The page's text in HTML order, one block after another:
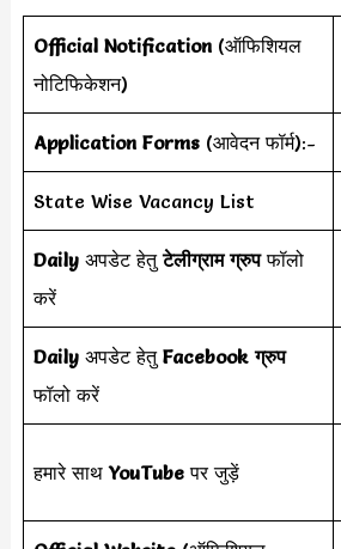
Official Notification (ऑफिशियल
नोटिफिकेशन)
Application Forms (आवेदन फॉर्म):-
State Wise Vacancy List
Daily अपडेट हेतुटेलीग्राम ग्रुपफॉलो
करें
Daily अपडेट हेतुFacebook ग्रुप
फॉलो करें
हमारे साथYouTubeपर जुड़ें